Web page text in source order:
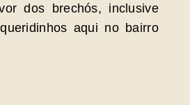
dos brechós, inclusive
aqui no bairro